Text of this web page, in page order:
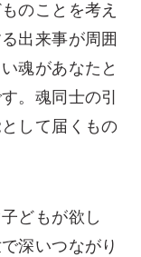
のことを考え
出来事が周囲
魂があなたと
。魂同士の引
して届くもの
どもが欲し
深いつながり